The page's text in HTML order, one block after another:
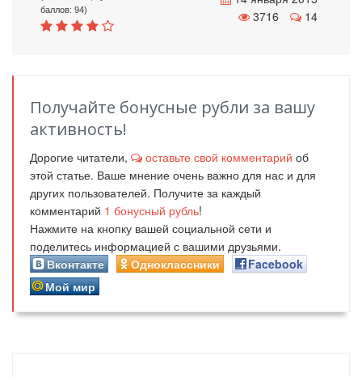
баллов: 94)
3716
14
Получайте бонусные рубли за вашу
активность!
Дорогие читатели, оставьте свой комментарий об
этой статье. Ваше мнение очень важно для нас и для
других пользователей. Получите за каждый
комментарий 1 бонусный рубль!
Нажмите на кнопку вашей социальной сети и
поделитесь информацией с вашими друзьями.
Вконтакте
Одноклассники
Facebook
Мой мир